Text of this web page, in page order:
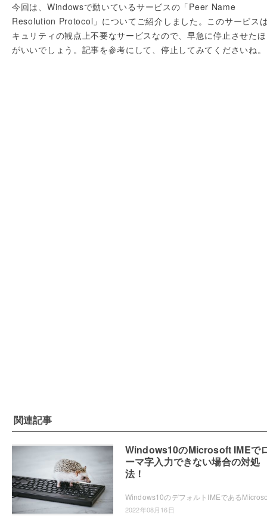
今回は、Windowsで動いているサービスの「Peer Name
Resolution Protocol」についてご紹介しました。このサービス
キュリティの観点上不要なサービスなので、早急に停止させた
がいいでしょう。記事を参考にして、停止してみてくださいね。
関連記事
Windows10のMicrosoft IMEで
ーマ字入力できない場合の対処
法！
2022年08月16日